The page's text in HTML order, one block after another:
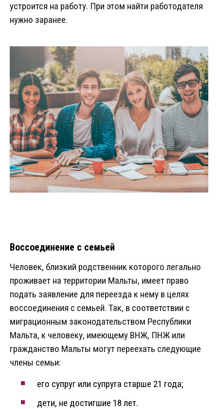
устроится на работу. При этом найти работодателя
нужно заранее.
Воссоединение с семьей
Человек, близкий родственник которого легально
проживает на территории Мальты, имеет право
подать заявление для переезда к нему в целях
воссоединения с семьей. Так, в соответствии с
миграционным законодательством Республики
Мальта, к человеку, имеющему ВНЖ, ПНЖ или
гражданство Мальты могут переехать следующие
члены семьи:
его супруг или супруга старше 21 года;
дети, не достигшие 18 лет.